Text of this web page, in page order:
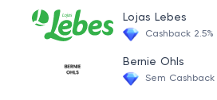
Whey Hidrolisado
Pró Hormonal
Lojas Lebes
Cashback 2.5%
Bernie Ohls
Sem Cashback